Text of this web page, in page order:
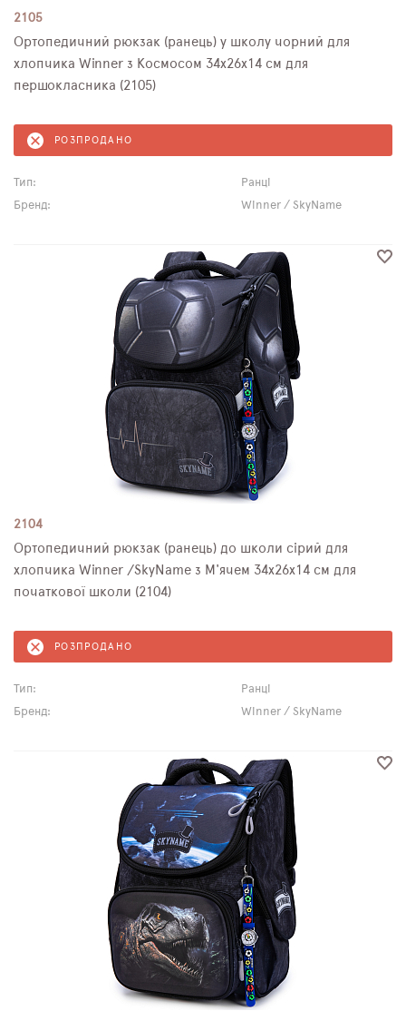
2105
Ортопедичний рюкзак (ранець) у школу чорний для
хлопчика Winner з Космосом 34х26х14 см для
першокласника (2105)
РОЗПРОДАНО
Тип:
Ранці
Бренд:
Winner / SkyName
2104
Ортопедичний рюкзак (ранець) до школи сірий для
хлопчика Winner /SkyName з М'ячем 34х26х14 см для
початкової школи (2104)
РОЗПРОДАНО
Тип:
Ранці
Бренд:
Winner / SkyName